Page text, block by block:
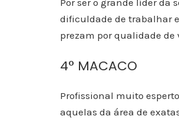
Por ser o grande líder da
dificuldade de trabalhar
prezam por qualidade
4° MACACO
Profissional muito
aquelas da área de